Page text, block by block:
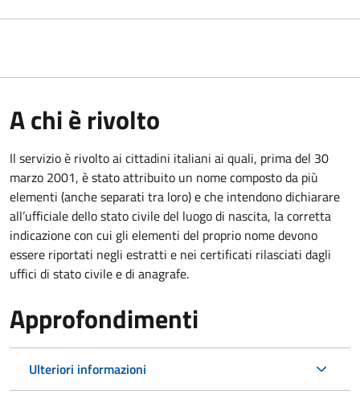
A chi è rivolto
Il servizio è rivolto ai cittadini italiani ai quali, prima del 30
marzo 2001, è stato attribuito un nome composto da più
elementi (anche separati tra loro) e che intendono dichiarare
all’ufficiale dello stato civile del luogo di nascita, la corretta
indicazione con cui gli elementi del proprio nome devono
essere riportati negli estratti e nei certificati rilasciati dagli
uffici di stato civile e di anagrafe.
Approfondimenti
Ulteriori informazioni